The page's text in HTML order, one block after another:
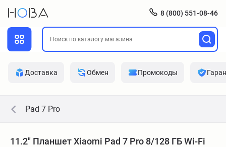
8 (800) 551-08-46
Доставка Обмен Промокоды
Pad 7 Pro
11.2" Планшет Xiaomi Pad 7 Pro 8/128 ГБ Wi-Fi